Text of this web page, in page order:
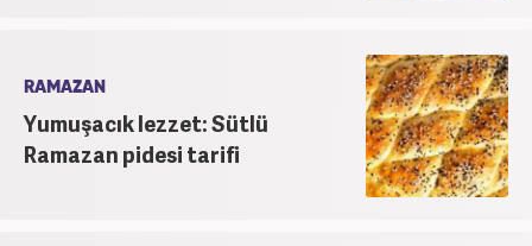
RAMAZAN
Yumuşacık lezzet: Sütlü
Ramazan pidesi tarifi